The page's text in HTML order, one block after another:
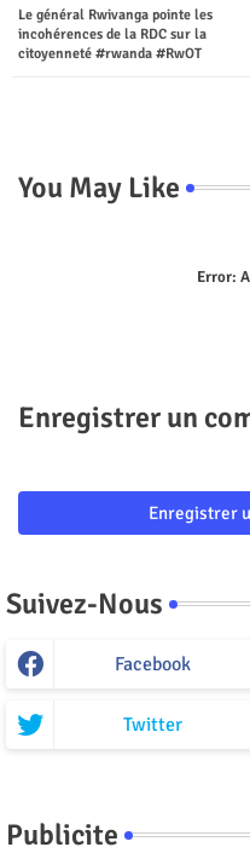
Le général Rwivanga pointe les
incohérences de la RDC sur la
citoyenneté #rwanda #RwOT
You May Like
Error:
Enregistrer un
Enregistrer
Suivez-Nous
Facebook
Twitter
Publicite